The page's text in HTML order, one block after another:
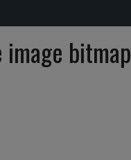
image bitmap